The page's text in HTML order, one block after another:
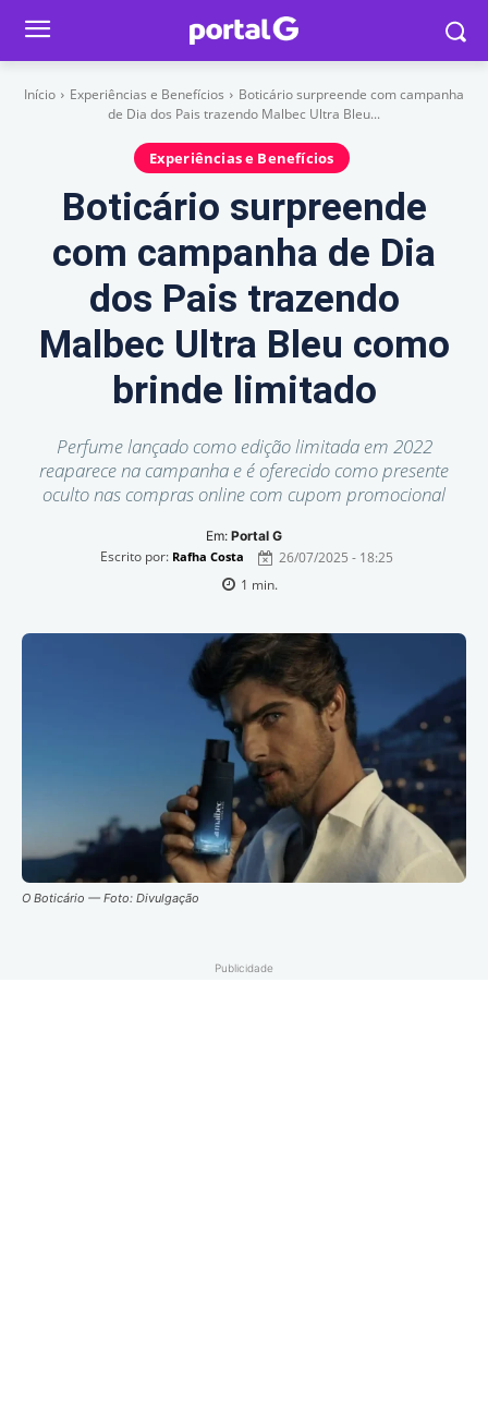
Início Experiências e Benefícios
Boticário surpreende com campanha
de Dia dos Pais trazendo Malbec Ultra Bleu...
Experiências e Benefícios
Boticário surpreende
com campanha de Dia
dos Pais trazendo
Malbec Ultra Bleu como
brinde limitado
Perfume lançado como edição limitada em 2022
reaparece na campanha e é oferecido como presente
oculto nas compras online com cupom promocional
Em: Portal G
Escrito por: Rafha Costa
26/07/2025 - 18:25
1 min.
O Boticário — Foto: Divulgação
Publicidade